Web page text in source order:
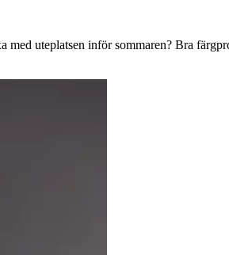
uteplatsen inför sommaren? Bra